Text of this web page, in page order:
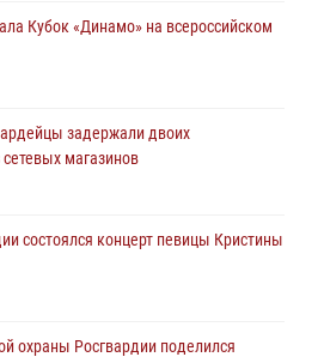
участие в обеспечении безопасности
Кубок «Динамо» на всероссийском
задержали двоих
магазинов
состоялся концерт певицы Кристины
охраны Росгвардии поделился